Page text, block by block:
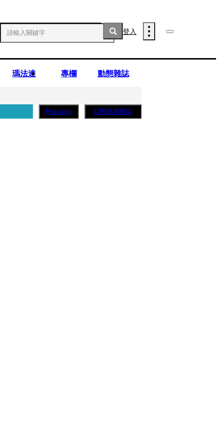
登入
瑪法達 專欄 動態雜誌
Podcasts 訂閱紙本雜誌